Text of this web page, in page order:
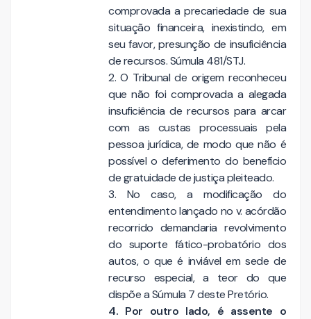
comprovada a precariedade de sua
situação financeira, inexistindo, em
seu favor, presunção de insuficiência
de recursos. Súmula 481/STJ.
2. O Tribunal de origem reconheceu
que não foi comprovada a alegada
insuficiência de recursos para arcar
com as custas processuais pela
pessoa jurídica, de modo que não é
possível o deferimento do benefício
de gratuidade de justiça pleiteado.
3. No caso, a modificação do
entendimento lançado no v. acórdão
recorrido demandaria revolvimento
do suporte fático-probatório dos
autos, o que é inviável em sede de
recurso especial, a teor do que
dispõe a Súmula 7 deste Pretório.
4. Por outro lado, é assente o